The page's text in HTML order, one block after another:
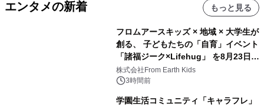
エンタメの新着 もっと見る
フロムアースキッズ × 地域 × 大学生が
創る、 子どもたちの「自育」イベント
「諸福ジーク×Lifehug」 を8月23日
(日)開催
株式会社From Earth Kids
3時間前
学園生活コミュニティ「キャラフレ」